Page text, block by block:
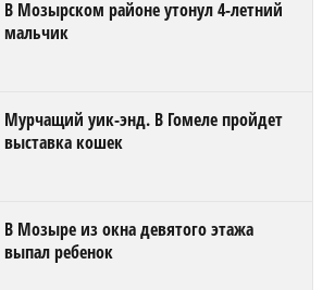
В Мозырском районе утонул 4-летний
мальчик
Мурчащий уик-энд. В Гомеле пройдет
выставка кошек
В Мозыре из окна девятого этажа
выпал ребенок